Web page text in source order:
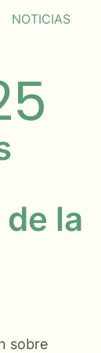
NOTICIAS
la
sobre